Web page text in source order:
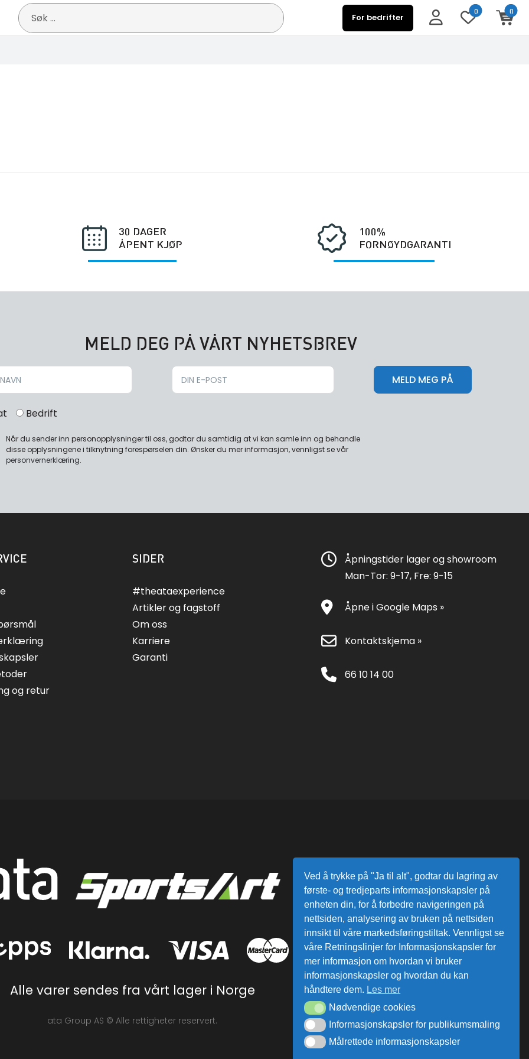
Søk
etter:
For bedrifter
0 0
30 DAGER
ÅPENT KJØP
100%
FORNØYDGARANTI
MELD DEG PÅ VÅRT NYHETSBREV
Bedrift
Når du sender inn personopplysninger til oss, godtar du samtidig at vi kan samle inn og behandle
disse opplysningene i tilknytning forespørselen din. Ønsker du mer informasjon, vennligst se vår
personvernerklæring.
og retur
SIDER
#theataexperience
Artikler og fagstoff
Om oss
Karriere
Garanti
Åpningstider lager og showroom
Man-Tor: 9-17, Fre: 9-15
Åpne i Google Maps »
Kontaktskjema »
66 10 14 00
Alle varer sendes fra vårt lager i Norge
ata Group AS © Alle rettigheter reservert.
Ved å trykke på "Ja til alt", godtar du lagring av
første- og tredjeparts informasjonskapsler på
enheten din, for å forbedre navigeringen på
nettsiden, analysering av bruken på nettsiden
innsikt til våre markedsføringstiltak. Vennligst se
våre Retningslinjer for Informasjonskapsler for
mer informasjon om hvordan vi bruker
informasjonskapsler og hvordan du kan
håndtere dem. Les mer
Nødvendige cookies
Informasjonskapsler for publikumsmaling
Målrettede informasjonskapsler